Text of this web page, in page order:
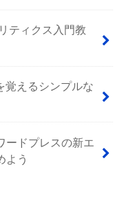
ティクス入門教
覚えるシンプルな
ードプレスの新エ
よう